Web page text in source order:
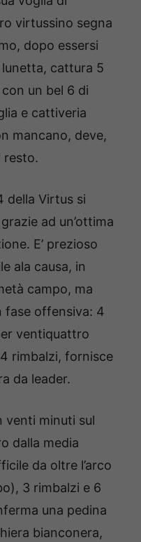
virtussino segna
dopo essersi
cattura 5
un bel 6 di
e cattiveria
mancano, deve,
resto.
della Virtus si
ad un’ottima
E’ prezioso
ala causa, in
campo, ma
fase offensiva: 4
ventiquattro
rimbalzi, fornisce
da leader.
venti minuti sul
dalla media
da oltre l’arco
3 rimbalzi e 6
una pedina
bianconera,